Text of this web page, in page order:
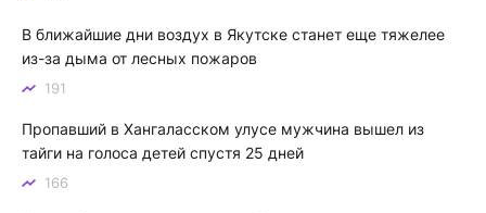
тем более говорить не приходиться. Не зря даже в
песнях поют…
В ближайшие дни воздух в Якутске станет еще тяжелее
из-за дыма от лесных пожаров
191
Пропавший в Хангаласском улусе мужчина вышел из
тайги на голоса детей спустя 25 дней
166